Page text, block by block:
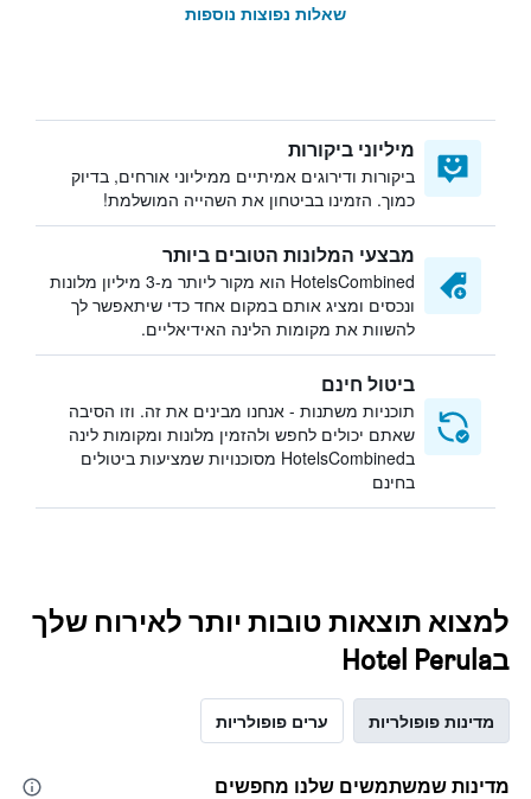
שאלות נפוצות נוספות
מיליוני ביקורות
ביקורות ודירוגים אמיתיים ממיליוני אורחים, בדיוק
כמוך. הזמינו בביטחון את השהייה המושלמת!
מבצעי המלונות הטובים ביותר
HotelsCombined הוא מקור ליותר מ-3 מיליון מלונות
ונכסים ומציג אותם במקום אחד כדי שיתאפשר לך
להשוות את מקומות הלינה האידיאליים.
ביטול חינם
תוכניות משתנות - אנחנו מבינים את זה. וזו הסיבה
שאתם יכולים לחפש ולהזמין מלונות ומקומות לינה
בHotelsCombined מסוכנויות שמציעות ביטולים
בחינם
למצוא תוצאות טובות יותר לאירוח שלך
בHotel Perula
מדינות פופולריות ערים פופולריות
מדינות שמשתמשים שלנו מחפשים